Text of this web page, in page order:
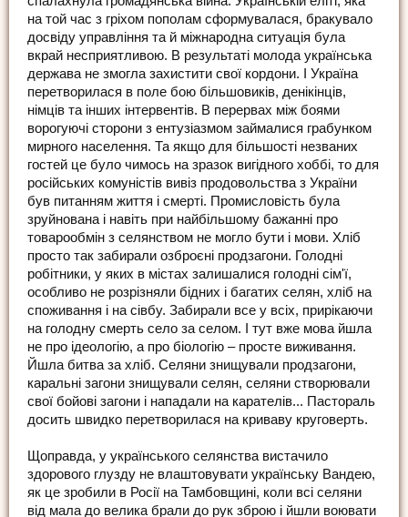
на той час з гріхом пополам сформувалася, бракувало
досвіду управління та й міжнародна ситуація була
вкрай несприятливою. В результаті молода українська
держава не змогла захистити свої кордони. І Україна
перетворилася в поле бою більшовиків, денікінців,
німців та інших інтервентів. В перервах між боями
ворогуючі сторони з ентузіазмом займалися грабунком
мирного населення. Та якщо для більшості незваних
гостей це було чимось на зразок вигідного хоббі, то для
російських комуністів вивіз продовольства з України
був питанням життя і смерті. Промисловість була
зруйнована і навіть при найбільшому бажанні про
товарообмін з селянством не могло бути і мови. Хліб
просто так забирали озброєні продзагони. Голодні
робітники, у яких в містах залишалися голодні сім'ї,
особливо не розрізняли бідних і багатих селян, хліб на
споживання і на сівбу. Забирали все у всіх, прирікаючи
на голодну смерть село за селом. І тут вже мова йшла
не про ідеологію, а про біологію – просте виживання.
Йшла битва за хліб. Селяни знищували продзагони,
каральні загони знищували селян, селяни створювали
свої бойові загони і нападали на карателів... Пастораль
досить швидко перетворилася на криваву круговерть.
Щоправда, у українського селянства вистачило
здорового глузду не влаштовувати українську Вандею,
як це зробили в Росії на Тамбовщині, коли всі селяни
від мала до велика брали до рук зброю і йшли воювати